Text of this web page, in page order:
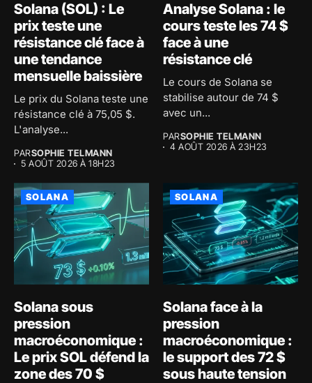
Solana (SOL) : Le
prix teste une
résistance clé face à
une tendance
mensuelle baissière
Le prix du Solana teste une
résistance clé à 75,05 $.
L'analyse...
PARSOPHIE TELMANN
5 AOÛT 2026 À 18H23
Analyse Solana : le
cours teste les 74 $
face à une
résistance clé
Le cours de Solana se
stabilise autour de 74 $
avec un...
PARSOPHIE TELMANN
4 AOÛT 2026 À 23H23
SOLANA
Solana sous
pression
macroéconomique :
Le prix SOL défend la
zone des 70 $
SOLANA
Solana face à la
pression
macroéconomique :
le support des 72 $
sous haute tension